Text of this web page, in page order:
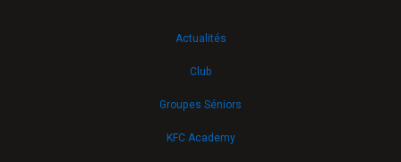
Actualités
Club
Groupes Séniors
KFC Academy